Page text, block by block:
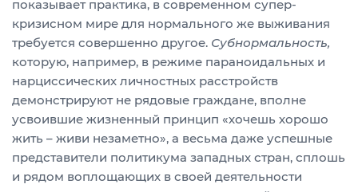
показывает практика, в современном супер-
кризисном мире для нормального же выживания
требуется совершенно другое. Субнормальность,
которую, например, в режиме параноидальных и
нарциссических личностных расстройств
демонстрируют не рядовые граждане, вполне
усвоившие жизненный принцип «хочешь хорошо
жить – живи незаметно», а весьма даже успешные
представители политикума западных стран, сплошь
и рядом воплощающих в своей деятельности